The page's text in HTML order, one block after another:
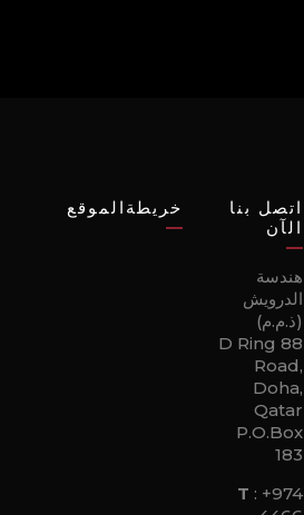
اتصل بنا
الآن
هندسة
الدرويش
(ذ.م.م)
88 D Ring
Road,
Doha,
Qatar
P.O.Box
183
T : +974
خريطةالموقع